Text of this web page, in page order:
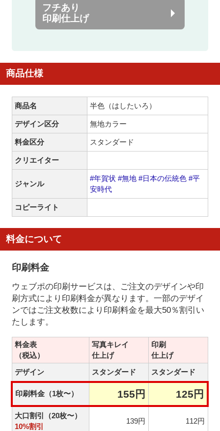
フチあり
印刷仕上げ
商品仕様
商品名 半色（はしたいろ）
デザイン区分 無地カラー
料金区分 スタンダード
クリエイター
ジャンル
#年賀状 #無地 #日本の伝統色 #平
安時代
コピーライト
料金について
印刷料金
ウェブポの印刷サービスは、ご注文のデザインや印
刷方式により印刷料金が異なります。一部のデザイ
ンではご注文枚数により印刷料金を最大50％割引い
たします。
料金表
（税込）
写真キレイ
仕上げ
印刷
仕上げ
デザイン
スタンダード スタンダード
印刷料金（1枚〜） 155円 125円
大口割引（20枚〜）
10%割引
139円 112円